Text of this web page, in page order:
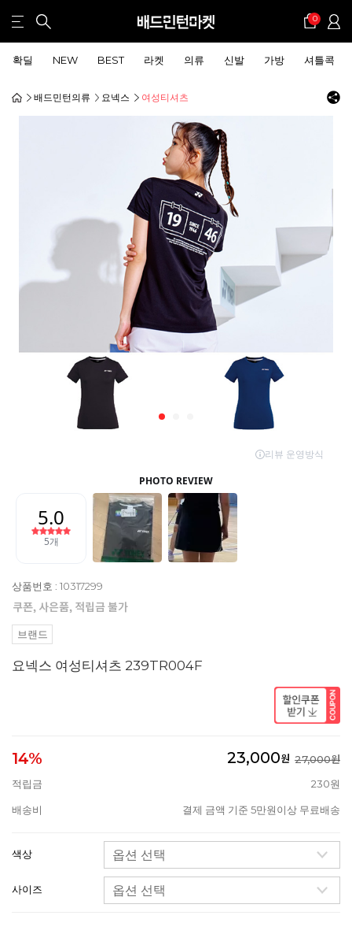
0
확딜 NEW BEST 라켓 의류 신발 가방 셔틀콕
배드민턴의류 요넥스 여성티셔츠
상품번호 : 10317299
브랜드
요넥스 여성티셔츠 239TR004F
14% 23,000원 27,000원
적립금
230원
배송비 결제 금액 기준 5만원이상 무료배송
색상
사이즈